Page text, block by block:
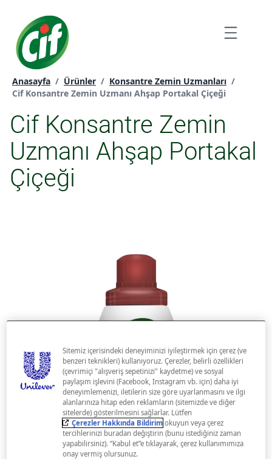
Anasayfa / Ürünler / Konsantre Zemin Uzmanları /
Geçerli sayfa:
Cif Konsantre Zemin Uzmanı Ahşap Portakal Çiçeği
Cif Konsantre Zemin
Uzmanı Ahşap Portakal
Çiçeği
Sitemiz içerisindeki deneyiminizi iyileştirmek için çerez (ve
benzeri teknikleri) kullanıyoruz. Çerezler, belirli özellikleri
(çevrimiçi "alışveriş sepetinizi" kaydetme) ve sosyal
paylaşım işlevini (Facebook, Instagram vb. için) daha iyi
deneyimlemenizi, iletilerin size göre uyarlanmasını ve ilgi
alanlarınıza hitap eden reklamların (sitemizde ve diğer
sitelerde) gösterilmesini sağlarlar. Lütfen
Çerezler Hakkında Bildirim okuyun veya çerez
tercihlerinizi buradan değiştirin (bunu istediğiniz zaman
yapabilirsiniz). “Kabul et”e tıklayarak, çerez kullanımımıza
onay vermiş olursunuz.